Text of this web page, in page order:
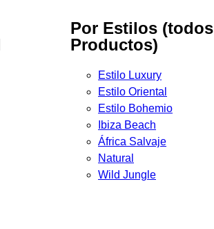
Por Estilos (todos
Productos)
Estilo Luxury
Estilo Oriental
Estilo Bohemio
Ibiza Beach
África Salvaje
Natural
Wild Jungle